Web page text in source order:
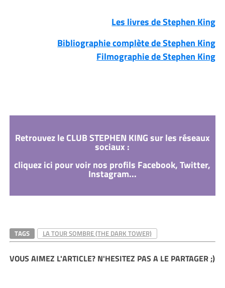
Les livres de Stephen King
Bibliographie complète de Stephen King
Filmographie de Stephen King
Retrouvez le CLUB STEPHEN KING sur les réseaux
sociaux :
cliquez ici pour voir nos profils Facebook, Twitter,
Instagram...
TAGS LA TOUR SOMBRE (THE DARK TOWER)
VOUS AIMEZ L'ARTICLE? N'HESITEZ PAS A LE PARTAGER ;)